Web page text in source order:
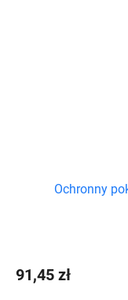
Ochronny
91,45 zł